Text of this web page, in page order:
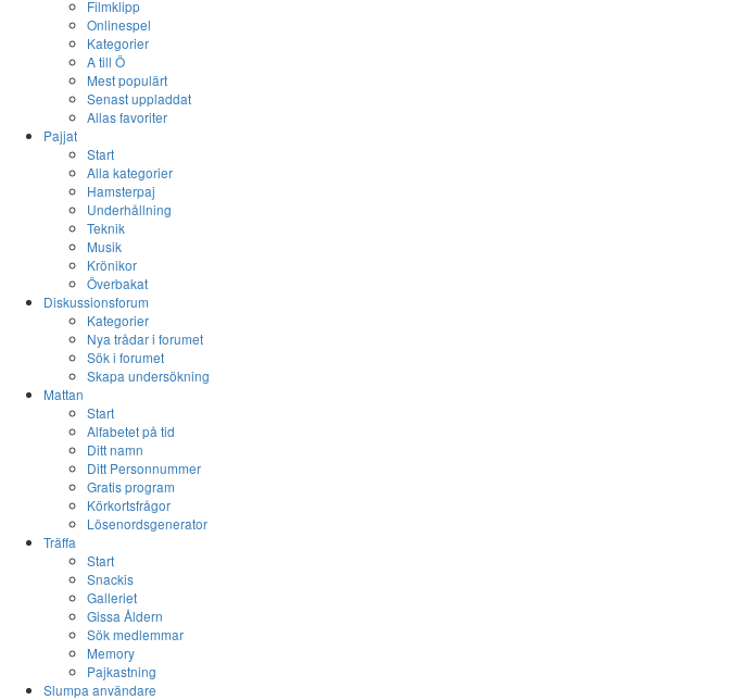
Filmklipp
Onlinespel
Kategorier
A till Ö
Mest populärt
Senast uppladdat
Allas favoriter
Pajjat
Start
Alla kategorier
Hamsterpaj
Underhållning
Teknik
Musik
Krönikor
Överbakat
Diskussionsforum
Kategorier
Nya trådar i forumet
Sök i forumet
Skapa undersökning
Mattan
Start
Alfabetet på tid
Ditt namn
Ditt Personnummer
Gratis program
Körkortsfrågor
Lösenordsgenerator
Träffa
Start
Snackis
Galleriet
Gissa Åldern
Sök medlemmar
Memory
Pajkastning
Slumpa användare